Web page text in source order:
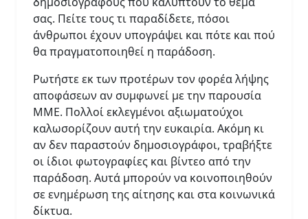
σας. Πείτε τους τι παραδίδετε, πόσοι
άνθρωποι έχουν υπογράψει και πότε και πού
θα πραγματοποιηθεί η παράδοση.
Ρωτήστε εκ των προτέρων τον φορέα λήψης
αποφάσεων αν συμφωνεί με την παρουσία
ΜΜΕ. Πολλοί εκλεγμένοι αξιωματούχοι
καλωσορίζουν αυτή την ευκαιρία. Ακόμη κι
αν δεν παραστούν δημοσιογράφοι, τραβήξτε
οι ίδιοι φωτογραφίες και βίντεο από την
παράδοση. Αυτά μπορούν να κοινοποιηθούν
σε ενημέρωση της αίτησης και στα κοινωνικά
δίκτυα.